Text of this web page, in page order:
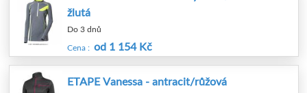
žlutá
Do 3 dnů
Cena : od 1 154 Kč
ETAPE Vanessa - antracit/růžová